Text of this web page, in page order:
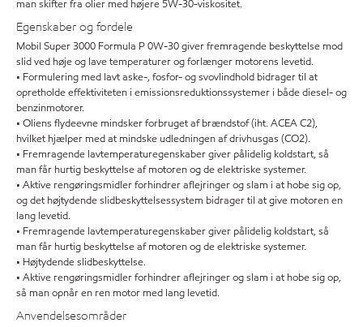
man skifter fra olier med højere 5W-30-viskositet.
Egenskaber og fordele
Mobil Super 3000 Formula P 0W-30 giver fremragende beskyttelse mod
slid ved høje og lave temperaturer og forlænger motorens levetid.
• Formulering med lavt aske-, fosfor- og svovlindhold bidrager til at
opretholde effektiviteten i emissionsreduktionssystemer i både diesel- og
benzinmotorer.
• Oliens flydeevne mindsker forbruget af brændstof (iht. ACEA C2),
hvilket hjælper med at mindske udledningen af drivhusgas (CO2).
• Fremragende lavtemperaturegenskaber giver pålidelig koldstart, så
man får hurtig beskyttelse af motoren og de elektriske systemer.
• Aktive rengøringsmidler forhindrer aflejringer og slam i at hobe sig op,
og det højtydende slidbeskyttelsessystem bidrager til at give motoren en
lang levetid.
• Fremragende lavtemperaturegenskaber giver pålidelig koldstart, så
man får hurtig beskyttelse af motoren og de elektriske systemer.
• Højtydende slidbeskyttelse.
• Aktive rengøringsmidler forhindrer aflejringer og slam i at hobe sig op,
så man opnår en ren motor med lang levetid.
Anvendelsesområder